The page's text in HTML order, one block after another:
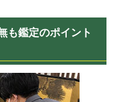
も鑑定のポイント